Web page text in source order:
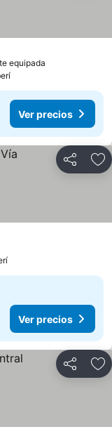
equipada
Ver precios
Compartir
Ver precios
Compartir